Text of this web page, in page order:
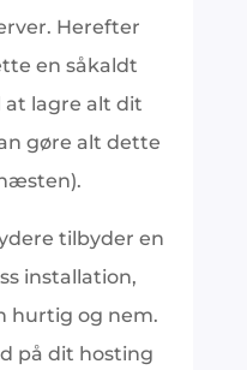
Herefter
en såkaldt
at lagre alt dit
gøre alt dette
tilbyder en
installation,
hurtig og nem.
på dit hosting